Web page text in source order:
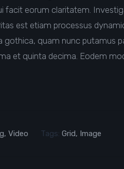
facit eorum claritatem.
est etiam processus
quam nunc putamus
et quinta decima. Eodem
, Video Tags: Grid, Image